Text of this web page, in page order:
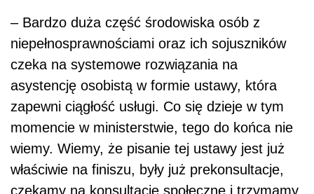
– Bardzo duża część środowiska osób z
niepełnosprawnościami oraz ich sojuszników
czeka na systemowe rozwiązania na
asystencję osobistą w formie ustawy, która
zapewni ciągłość usługi. Co się dzieje w tym
momencie w ministerstwie, tego do końca nie
wiemy. Wiemy, że pisanie tej ustawy jest już
właściwie na finiszu, były już prekonsultacje,
czekamy na konsultacje społeczne i trzymamy